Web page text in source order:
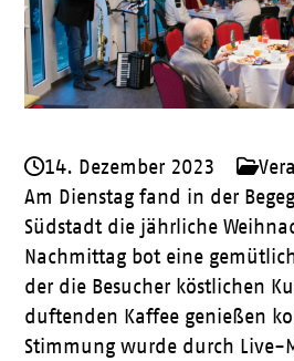
14. Dezember 2023
Am Dienstag fand in der
Südstadt die jährliche
Nachmittag bot eine
der die Besucher köstlichen
duftenden Kaffee genießen
Stimmung wurde durch Live-